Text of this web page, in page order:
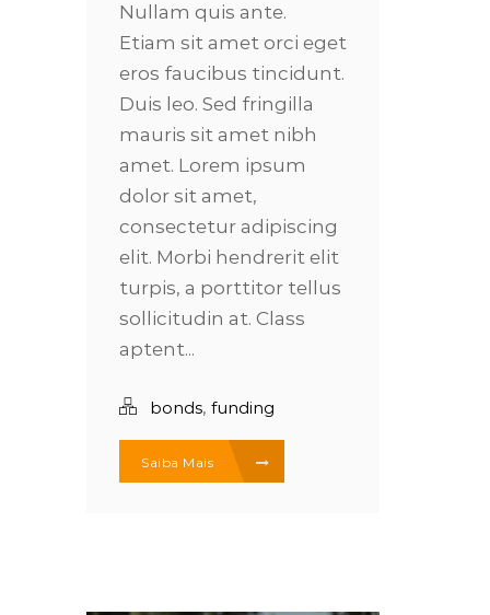
Nullam quis ante.
Etiam sit amet orci eget
eros faucibus tincidunt.
Duis leo. Sed fringilla
mauris sit amet nibh
amet. Lorem ipsum
dolor sit amet,
consectetur adipiscing
elit. Morbi hendrerit elit
turpis, a porttitor tellus
sollicitudin at. Class
aptent...
bonds, funding
Saiba Mais